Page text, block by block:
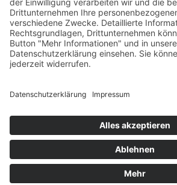
Dyckhofstrasse 1 │ D-41460 Neuss
Tel:+49 2131 2797-0
# Social